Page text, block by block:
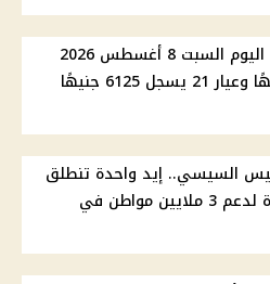
أسعار الذهب اليوم السبت 8 أغسطس 2026
السيسي.. إيد واحدة تنطلق
بمرحلة جديدة لدعم 3 ملايين مواطن في